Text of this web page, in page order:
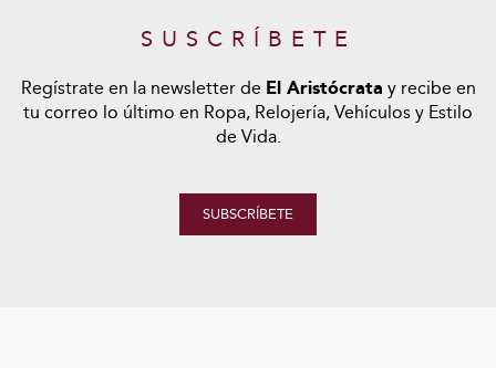
SUSCRÍBETE
Regístrate en la newsletter de El Aristócrata y recibe en
tu correo lo último en Ropa, Relojería, Vehículos y Estilo
de Vida.
SUBSCRÍBETE